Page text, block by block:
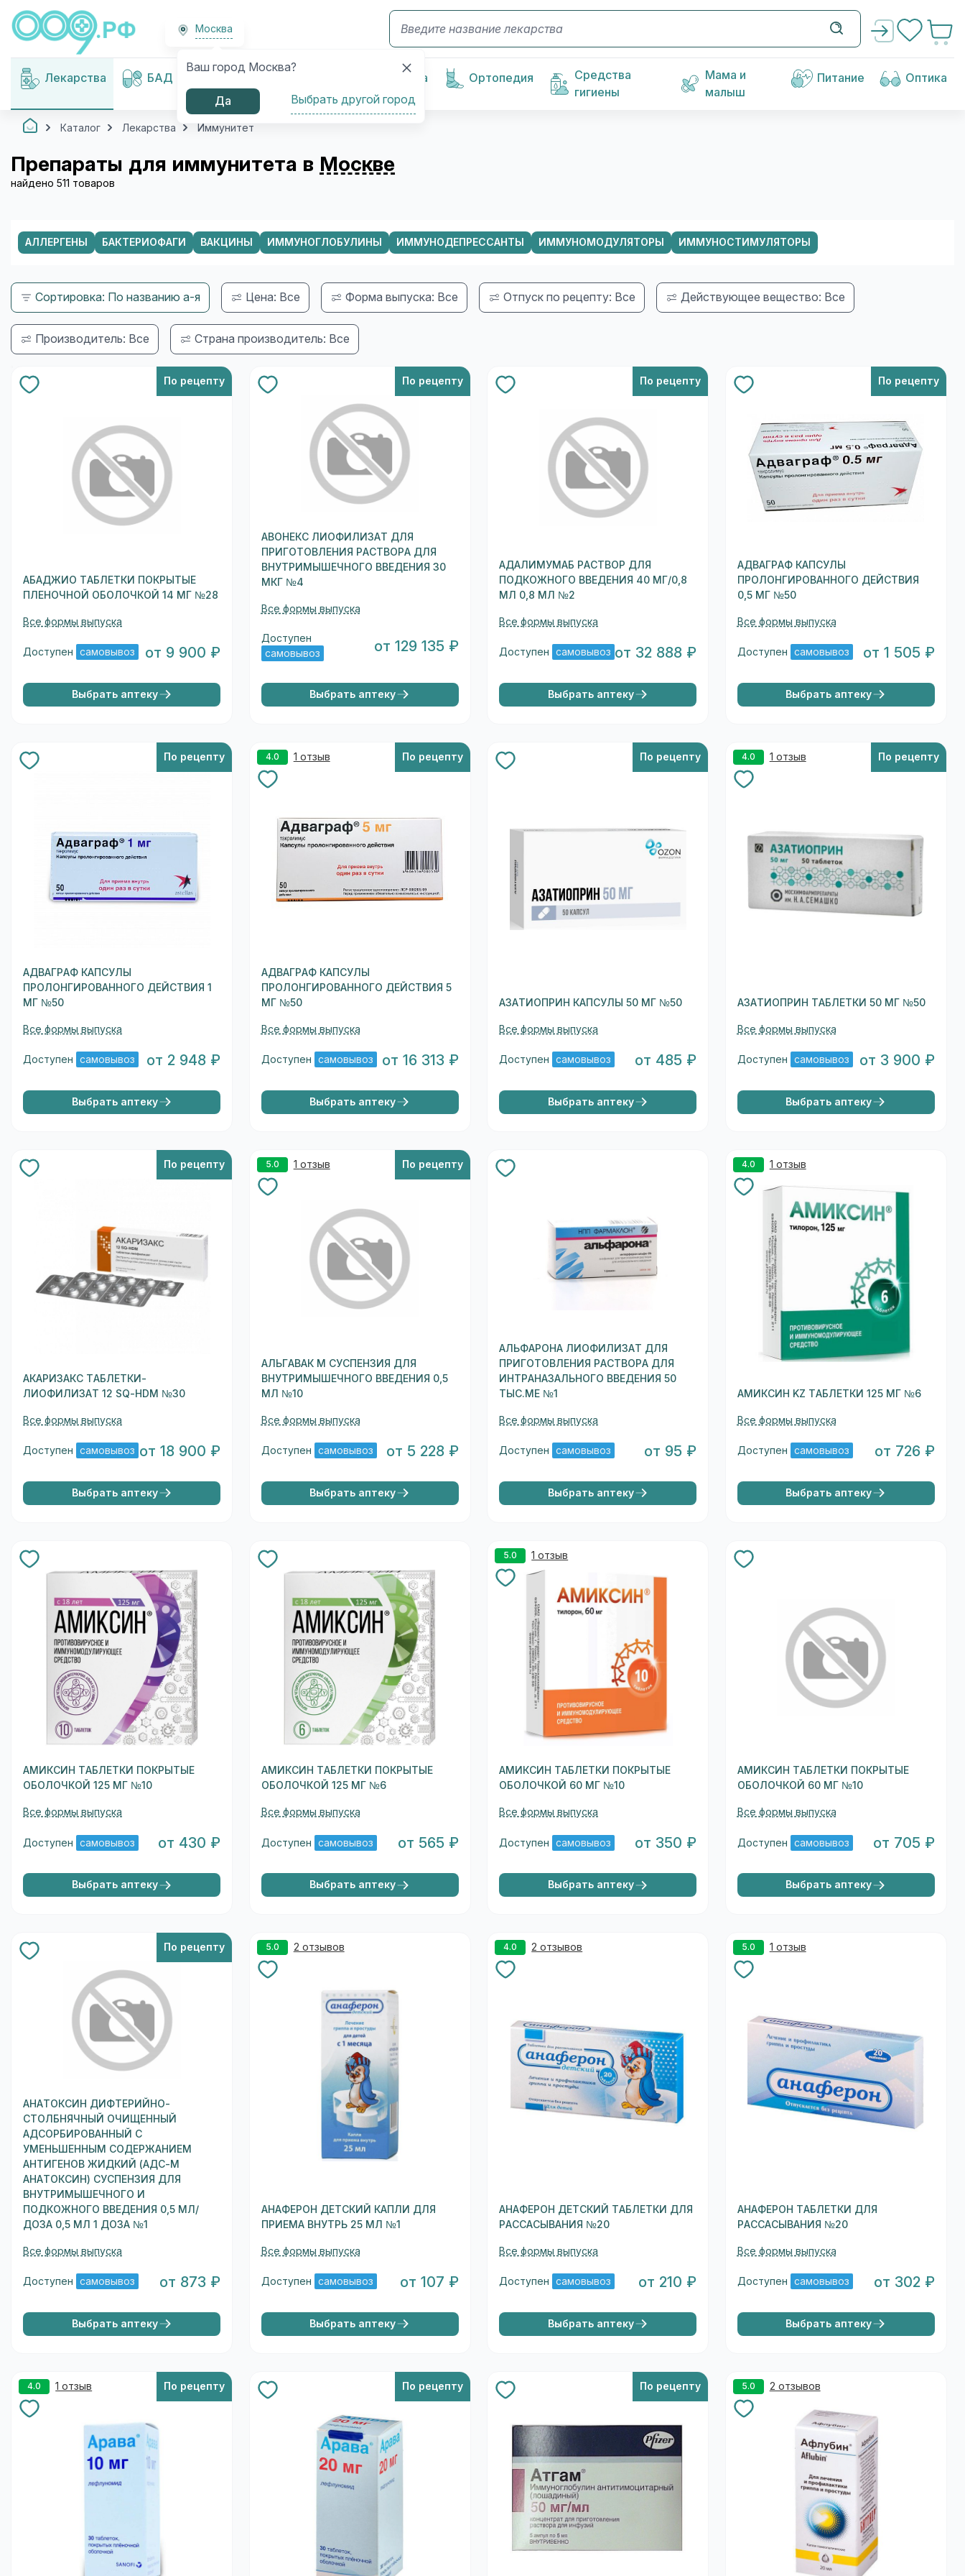
Москва
Ваш город Москва?
Да Выбрать другой город
Лекарства БАД
Медицинские
изделия
Косметика Ортопедия
Средства
гигиены
Мама и
малыш
Питание Оптика
Каталог Лекарства Иммунитет
Препараты для иммунитета в Москве
найдено 511 товаров
АЛЛЕРГЕНЫ БАКТЕРИОФАГИ ВАКЦИНЫ ИММУНОГЛОБУЛИНЫ ИММУНОДЕПРЕССАНТЫ ИММУНОМОДУЛЯТОРЫ ИММУНОСТИМУЛЯТОРЫ
Сортировка: По названию а-я Цена: Все Форма выпуска: Все Отпуск по рецепту: Все Действующее вещество: Все
Производитель: Все Страна производитель: Все
По рецепту
АБАДЖИО ТАБЛЕТКИ ПОКРЫТЫЕ
ПЛЕНОЧНОЙ ОБОЛОЧКОЙ 14 МГ №28
Все формы выпуска
Доступен самовывоз от 9 900 ₽
Выбрать аптеку
По рецепту
АВОНЕКС ЛИОФИЛИЗАТ ДЛЯ
ПРИГОТОВЛЕНИЯ РАСТВОРА ДЛЯ
ВНУТРИМЫШЕЧНОГО ВВЕДЕНИЯ 30
МКГ №4
Все формы выпуска
Доступен
самовывоз
от 129 135 ₽
Выбрать аптеку
По рецепту
АДАЛИМУМАБ РАСТВОР ДЛЯ
ПОДКОЖНОГО ВВЕДЕНИЯ 40 МГ/0,8
МЛ 0,8 МЛ №2
Все формы выпуска
Доступен самовывоз от 32 888 ₽
Выбрать аптеку
По рецепту
АДВАГРАФ КАПСУЛЫ
ПРОЛОНГИРОВАННОГО ДЕЙСТВИЯ
0,5 МГ №50
Все формы выпуска
Доступен самовывоз от 1 505 ₽
Выбрать аптеку
По рецепту
АДВАГРАФ КАПСУЛЫ
ПРОЛОНГИРОВАННОГО ДЕЙСТВИЯ 1
МГ №50
Все формы выпуска
Доступен самовывоз от 2 948 ₽
Выбрать аптеку
4.0 1 отзыв По рецепту
АДВАГРАФ КАПСУЛЫ
ПРОЛОНГИРОВАННОГО ДЕЙСТВИЯ 5
МГ №50
Все формы выпуска
Доступен самовывоз от 16 313 ₽
Выбрать аптеку
По рецепту
АЗАТИОПРИН КАПСУЛЫ 50 МГ №50
Все формы выпуска
Доступен самовывоз от 485 ₽
Выбрать аптеку
4.0 1 отзыв По рецепту
АЗАТИОПРИН ТАБЛЕТКИ 50 МГ №50
Все формы выпуска
Доступен самовывоз от 3 900 ₽
Выбрать аптеку
По рецепту
АКАРИЗАКС ТАБЛЕТКИ-
ЛИОФИЛИЗАТ 12 SQ-HDM №30
Все формы выпуска
Доступен самовывоз от 18 900 ₽
Выбрать аптеку
5.0 1 отзыв По рецепту
АЛЬГАВАК М СУСПЕНЗИЯ ДЛЯ
ВНУТРИМЫШЕЧНОГО ВВЕДЕНИЯ 0,5
МЛ №10
Все формы выпуска
Доступен самовывоз от 5 228 ₽
Выбрать аптеку
АЛЬФАРОНА ЛИОФИЛИЗАТ ДЛЯ
ПРИГОТОВЛЕНИЯ РАСТВОРА ДЛЯ
ИНТРАНАЗАЛЬНОГО ВВЕДЕНИЯ 50
ТЫС.МЕ №1
Все формы выпуска
Доступен самовывоз от 95 ₽
Выбрать аптеку
4.0 1 отзыв
АМИКСИН KZ ТАБЛЕТКИ 125 МГ №6
Все формы выпуска
Доступен самовывоз от 726 ₽
Выбрать аптеку
АМИКСИН ТАБЛЕТКИ ПОКРЫТЫЕ
ОБОЛОЧКОЙ 125 МГ №10
Все формы выпуска
Доступен самовывоз от 430 ₽
Выбрать аптеку
АМИКСИН ТАБЛЕТКИ ПОКРЫТЫЕ
ОБОЛОЧКОЙ 125 МГ №6
Все формы выпуска
Доступен самовывоз от 565 ₽
Выбрать аптеку
5.0 1 отзыв
АМИКСИН ТАБЛЕТКИ ПОКРЫТЫЕ
ОБОЛОЧКОЙ 60 МГ №10
Все формы выпуска
Доступен самовывоз от 350 ₽
Выбрать аптеку
АМИКСИН ТАБЛЕТКИ ПОКРЫТЫЕ
ОБОЛОЧКОЙ 60 МГ №10
Все формы выпуска
Доступен самовывоз от 705 ₽
Выбрать аптеку
По рецепту
АНАТОКСИН ДИФТЕРИЙНО-
СТОЛБНЯЧНЫЙ ОЧИЩЕННЫЙ
АДСОРБИРОВАННЫЙ С
УМЕНЬШЕННЫМ СОДЕРЖАНИЕМ
АНТИГЕНОВ ЖИДКИЙ (АДС-М
АНАТОКСИН) СУСПЕНЗИЯ ДЛЯ
ВНУТРИМЫШЕЧНОГО И
ПОДКОЖНОГО ВВЕДЕНИЯ 0,5 МЛ/
ДОЗА 0,5 МЛ 1 ДОЗА №1
Все формы выпуска
Доступен самовывоз от 873 ₽
Выбрать аптеку
5.0 2 отзывов
АНАФЕРОН ДЕТСКИЙ КАПЛИ ДЛЯ
ПРИЕМА ВНУТРЬ 25 МЛ №1
Все формы выпуска
Доступен самовывоз от 107 ₽
Выбрать аптеку
4.0 2 отзывов
АНАФЕРОН ДЕТСКИЙ ТАБЛЕТКИ ДЛЯ
РАССАСЫВАНИЯ №20
Все формы выпуска
Доступен самовывоз от 210 ₽
Выбрать аптеку
5.0 1 отзыв
АНАФЕРОН ТАБЛЕТКИ ДЛЯ
РАССАСЫВАНИЯ №20
Все формы выпуска
Доступен самовывоз от 302 ₽
Выбрать аптеку
4.0 1 отзыв По рецепту По рецепту По рецепту 5.0 2 отзывов